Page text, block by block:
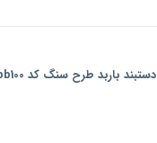
دستبند باربد طرح سنگ کد pb100